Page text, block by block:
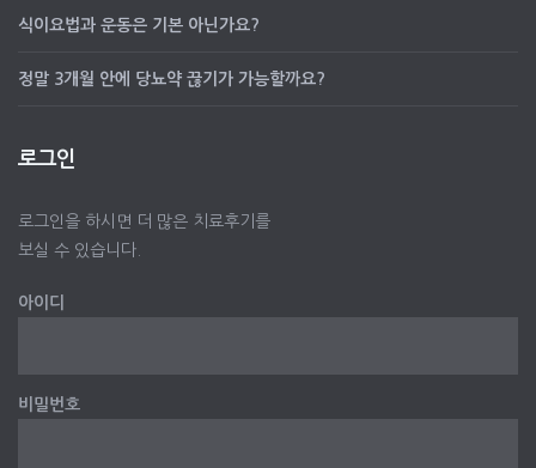
식이요법과 운동은 기본 아닌가요?
정말 3개월 안에 당뇨약 끊기가 가능할까요?
로그인
로그인을 하시면 더 많은 치료후기를
보실 수 있습니다.
아이디
비밀번호